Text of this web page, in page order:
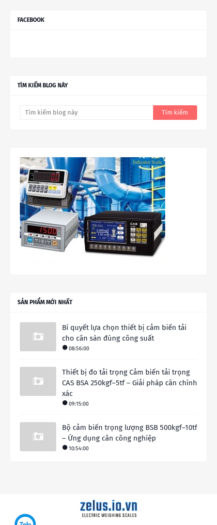
FACEBOOK
TÌM KIẾM BLOG NÀY
SẢN PHẨM MỚI NHẤT
Bí quyết lựa chọn thiết bị cảm biến tải
cho cân sàn đúng công suất
08:56:00
Thiết bị đo tải trọng Cảm biến tải trọng
CAS BSA 250kgf–5tf – Giải pháp cân chính
xác
09:15:00
Bộ cảm biến trọng lượng BSB 500kgf–10tf
– Ứng dụng cân công nghiệp
10:54:00